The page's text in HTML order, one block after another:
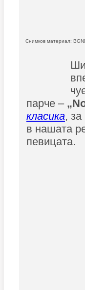
Снимков материал:
парче –
класика,
в нашата
певицата.